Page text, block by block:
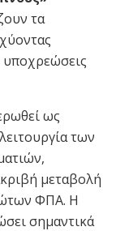
τα
υποχρεώσεις
ως
των
μεταβολή
ΦΠΑ. Η
σημαντικά